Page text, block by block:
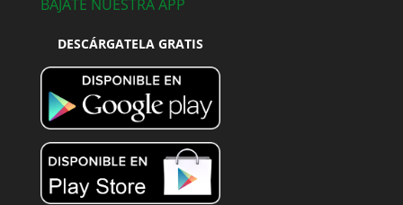
BÁJATE NUESTRA APP
DESCÁRGATELA GRATIS